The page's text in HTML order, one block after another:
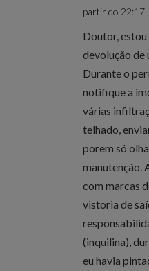
partir do 22:17
Doutor,
devolução de
Durante o
notifique a
várias
telhado,
porem só
manutenção.
com marcas
vistoria de
(inquilina),
eu havia